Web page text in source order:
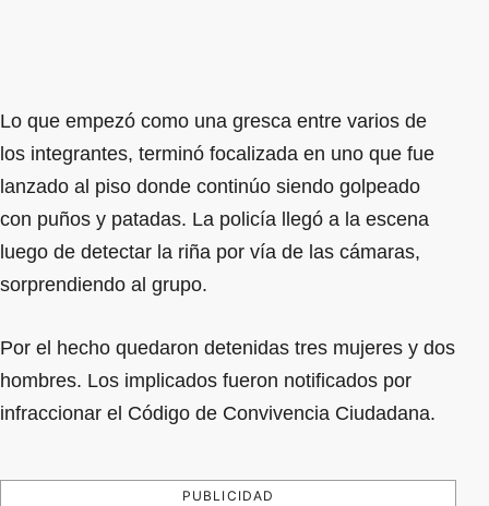
Lo que empezó como una gresca entre varios de
los integrantes, terminó focalizada en uno que fue
lanzado al piso donde continúo siendo golpeado
con puños y patadas. La policía llegó a la escena
luego de detectar la riña por vía de las cámaras,
sorprendiendo al grupo.
Por el hecho quedaron detenidas tres mujeres y dos
hombres. Los implicados fueron notificados por
infraccionar el Código de Convivencia Ciudadana.
PUBLICIDAD